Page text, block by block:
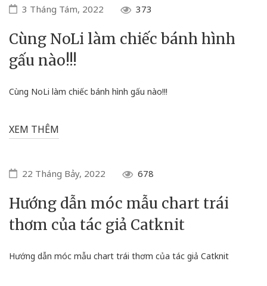
3 Tháng Tám, 2022 373
Cùng NoLi làm chiếc bánh hình
gấu nào!!!
Cùng NoLi làm chiếc bánh hình gấu nào!!!
XEM THÊM
22 Tháng Bảy, 2022 678
Hướng dẫn móc mẫu chart trái
thơm của tác giả Catknit
Hướng dẫn móc mẫu chart trái thơm của tác giả Catknit